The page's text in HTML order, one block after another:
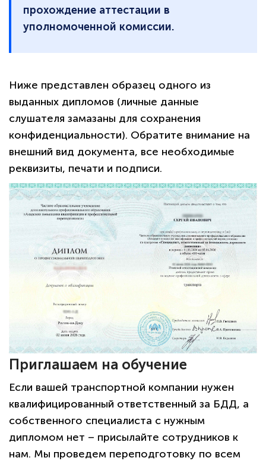
прохождение аттестации в
уполномоченной комиссии.
Ниже представлен образец одного из
выданных дипломов (личные данные
слушателя замазаны для сохранения
конфиденциальности). Обратите внимание на
внешний вид документа, все необходимые
реквизиты, печати и подписи.
Приглашаем на обучение
Если вашей транспортной компании нужен
квалифицированный ответственный за БДД, а
собственного специалиста с нужным
дипломом нет – присылайте сотрудников к
нам. Мы проведем переподготовку по всем